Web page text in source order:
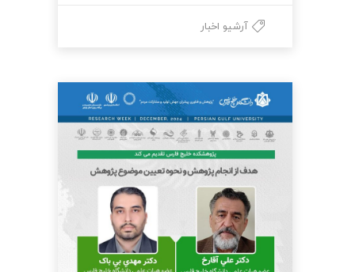
آرشیو اخبار